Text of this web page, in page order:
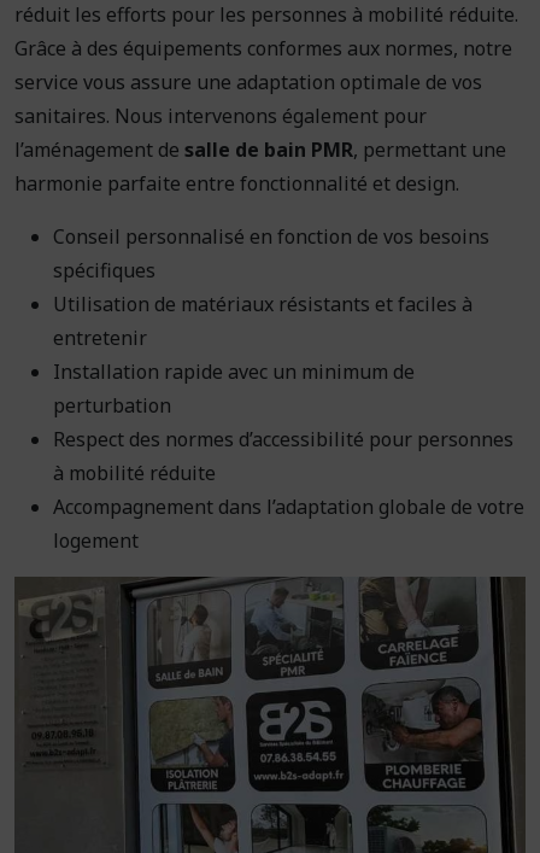
réduit les efforts pour les personnes à mobilité réduite.
Grâce à des équipements conformes aux normes, notre
service vous assure une adaptation optimale de vos
sanitaires. Nous intervenons également pour
l’aménagement de salle de bain PMR, permettant une
harmonie parfaite entre fonctionnalité et design.
Conseil personnalisé en fonction de vos besoins
spécifiques
Utilisation de matériaux résistants et faciles à
entretenir
Installation rapide avec un minimum de
perturbation
Respect des normes d’accessibilité pour personnes
à mobilité réduite
Accompagnement dans l’adaptation globale de votre
logement